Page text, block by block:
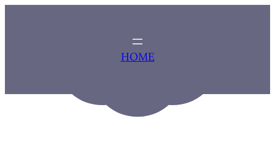
HOME